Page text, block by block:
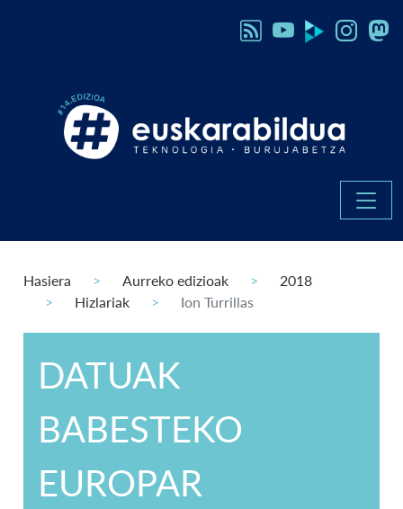
Hasiera Aurreko edizioak
2018
Hizlariak
Ion Turrillas
DATUAK
BABESTEKO
EUROPAR